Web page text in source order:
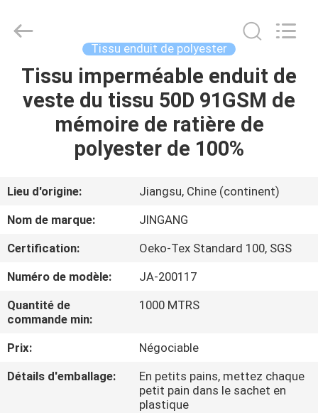
MAISON
PRODUITS
SUJET
DE
NOUS
VISITE
D'USINE
CONTRÔLE
DE
Textile
Co.,Ltd.
Tissu enduit de polyester
Tissu imperméable enduit de
veste du tissu 50D 91GSM de
mémoire de ratière de
polyester de 100%
Lieu d'origine:
Jiangsu, Chine (continent)
Nom de marque:
JINGANG
Certification:
Oeko-Tex Standard 100, SGS
Numéro de modèle:
JA-200117
Quantité de
commande min:
1000 MTRS
Prix:
Négociable
Détails d'emballage:
En petits pains, mettez chaque
petit pain dans le sachet en
plastique